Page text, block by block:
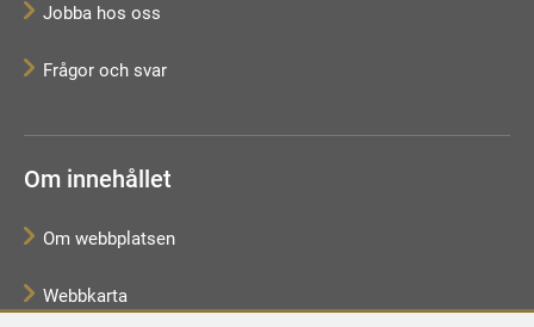
Jobba hos oss
Frågor och svar
Om innehållet
Om webbplatsen
Webbkarta